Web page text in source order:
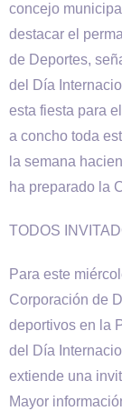
concejo
destacar el
de Deportes,
del Día
esta fiesta para
a concho toda
la semana
ha preparado la
TODOS
Para este
Corporación de
deportivos en la
del Día
extiende una
Mayor